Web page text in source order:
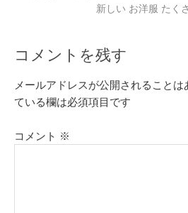
新しい お洋服 たく
コメントを残す
メールアドレスが公開されることは
ている欄は必須項目です
コメント ※